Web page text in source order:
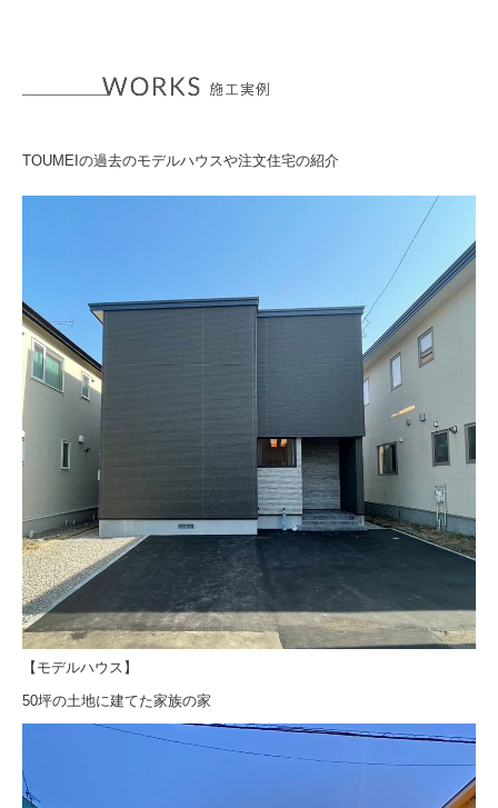
TOUMEIの過去のモデルハウスや注文住宅の紹介
【モデルハウス】
50坪の土地に建てた家族の家